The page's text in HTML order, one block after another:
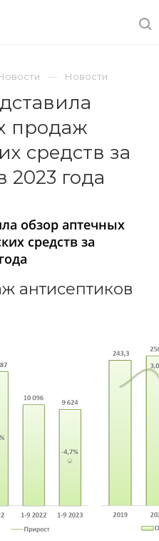
Новости
продаж
средств за
2023 года
обзор аптечных
средств за
антисептиков